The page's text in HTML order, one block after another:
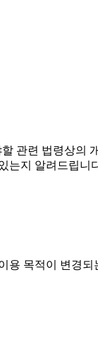
관련 법령상의
는지 알려드립니
목적이 변경되